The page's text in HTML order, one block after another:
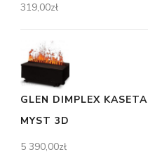
319,00zł
GLEN DIMPLEX
MYST 3D
5 390,00zł